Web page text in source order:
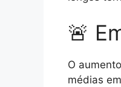
🚨
O
médias